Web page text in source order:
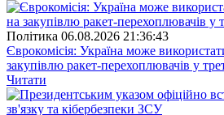
Полiтика 06.08.2026 21:36:43
Єврокомісія: Україна може
закупівлю ракет-перехоплювачів у
Читати